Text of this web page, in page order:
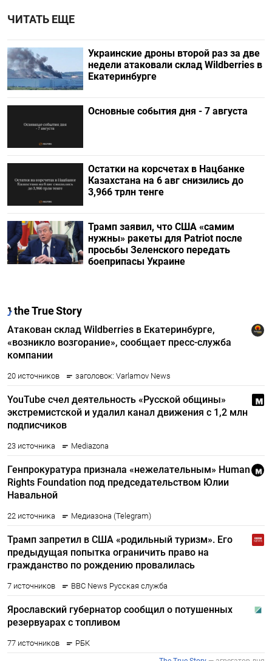
ЧИТАТЬ ЕЩЕ
Украинские дроны второй раз за две
недели атаковали склад Wildberries в
Екатеринбурге
Основные события дня - 7 августа
Остатки на корсчетах в Нацбанке
Казахстана на 6 авг снизились до
3,966 трлн тенге
Трамп заявил, что США «самим
нужны» ракеты для Patriot после
просьбы Зеленского передать
боеприпасы Украине